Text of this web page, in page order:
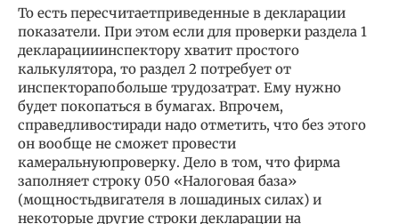
То есть пересчитаетприведенные в декларации
показатели. При этом если для проверки раздела 1
декларацииинспектору хватит простого
калькулятора, то раздел 2 потребует от
инспекторапобольше трудозатрат. Ему нужно
будет покопаться в бумагах. Впрочем,
справедливостиради надо отметить, что без этого
он вообще не сможет провести
камеральнуюпроверку. Дело в том, что фирма
заполняет строку 050 «Налоговая база»
(мощностьдвигателя в лошадиных силах) и
некоторые другие строки декларации на